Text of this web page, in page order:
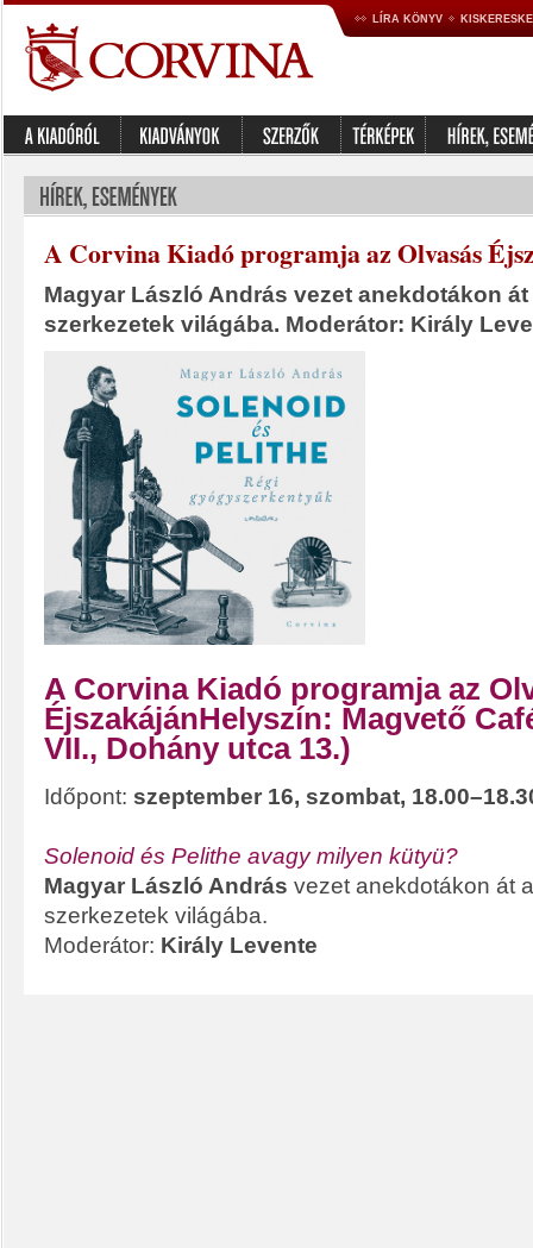
LÍRA KÖNYV
A Corvina Kiadó programja az Olvasás
Magyar László András vezet anekdotákon
szerkezetek világába. Moderátor: Király
A Corvina Kiadó programja az
ÉjszakájánHelyszín: Magvető
VII., Dohány utca 13.)
Időpont: szeptember 16, szombat,
Solenoid és Pelithe avagy milyen kütyü?
Magyar László András vezet anekdotákon át
szerkezetek világába.
Moderátor: Király Levente